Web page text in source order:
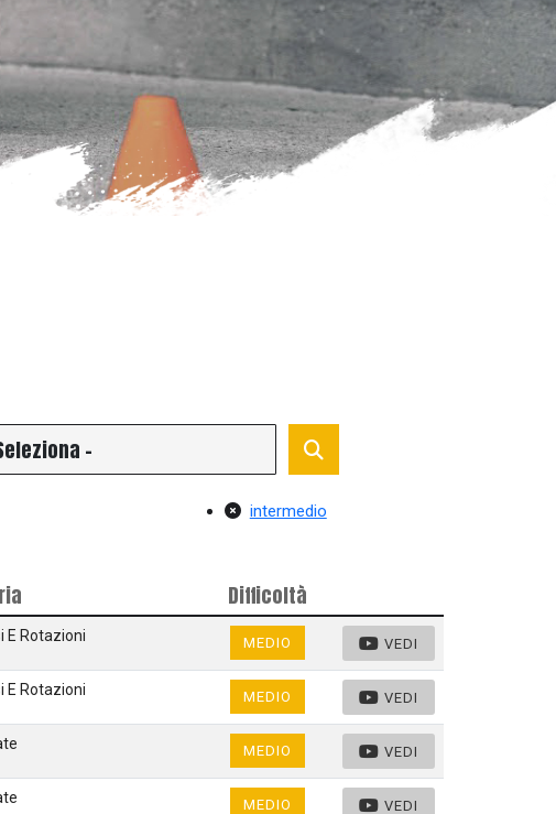
intermedio
Difficoltà
E Rotazioni MEDIO VEDI
E Rotazioni MEDIO VEDI
MEDIO VEDI
MEDIO VEDI